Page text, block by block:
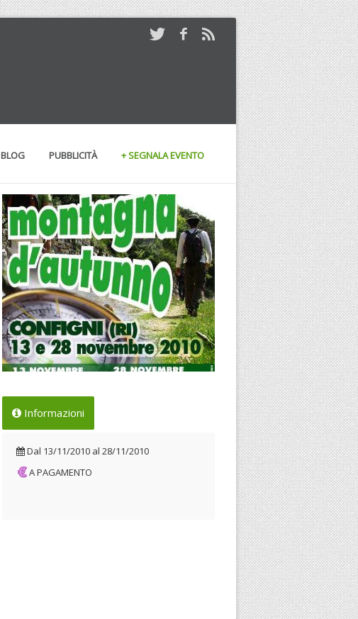
BLOG PUBBLICITÀ + SEGNALA EVENTO
Locandina evento
Dal 13/11/2010 al 28/11/2010
Informazioni
Dal 13/11/2010 al 28/11/2010
A PAGAMENTO